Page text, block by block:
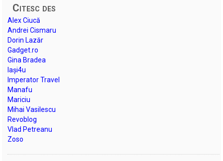
Citesc des
Alex Ciucă
Andrei Cismaru
Dorin Lazăr
Gadget.ro
Gina Bradea
Iași4u
Imperator Travel
Manafu
Mariciu
Mihai Vasilescu
Revoblog
Vlad Petreanu
Zoso